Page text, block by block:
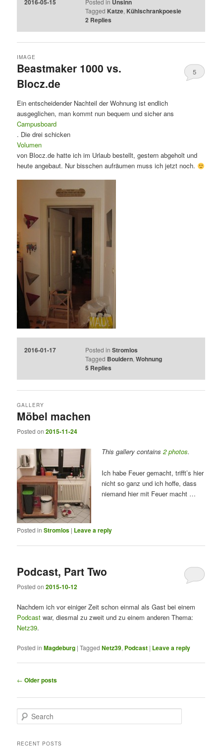
2016-05-15 Posted in Unsinn
Tagged Katze, Kühlschrankpoesie
2 Replies
Beastmaker 1000 vs.
Blocz.de
IMAGE
5
Ein entscheidender Nachteil der Wohnung ist endlich
ausgeglichen, man kommt nun bequem und sicher ans
Campusboard
. Die drei schicken
Volumen
von Blocz.de hatte ich im Urlaub bestellt, gestern abgeholt und
heute angebaut. Nur bisschen aufräumen muss ich jetzt noch.
2016-01-17 Posted in Stromlos
Tagged Bouldern, Wohnung
5 Replies
Möbel machen
GALLERY
Posted on2015-11-24
This gallery contains2 photos.
Ich habe Feuer gemacht, trifft’s hier
nicht so ganz und ich hoffe, dass
niemand hier mit Feuer macht …
Posted in Stromlos | Leave a reply
Podcast, Part Two
Posted on2015-10-12
Nachdem ich vor einiger Zeit schon einmal als Gast bei einem
Podcast war, diesmal zu zweit und zu einem anderen Thema:
Netz39.
Posted in Magdeburg |Tagged Netz39, Podcast | Leave a reply
Post
← Older posts
e
rRECENT POSTS